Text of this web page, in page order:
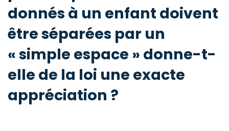
donnés à un enfant doivent
être séparées par un
« simple espace » donne-t-
elle de la loi une exacte
appréciation ?